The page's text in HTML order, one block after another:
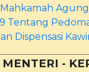
Tentang
Dispensasi
-